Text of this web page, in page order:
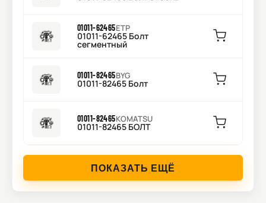
01011-62465ETP
01011-62465 Болт
сегментный
01011-82465BYG
01011-82465 Болт
01011-82465KOMATSU
01011-82465 БОЛТ
ПОКАЗАТЬ ЕЩЁ